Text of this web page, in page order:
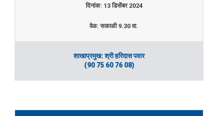
दिनांक: 13 डिसेंबर 2024
वेळ: सकाळी 9.30 वा.
शाखाप्रमुख: श्री हरिदास पवार
(90 75 60 76 08)